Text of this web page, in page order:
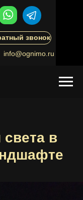
звонок
info@ognimo.ru
в